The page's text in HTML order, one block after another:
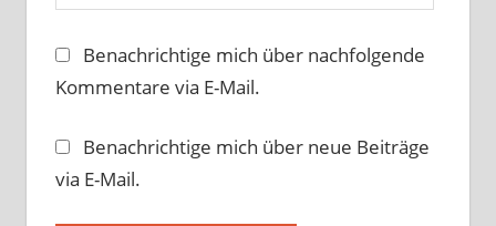
Benachrichtige mich über nachfolgende
Kommentare via E-Mail.
Benachrichtige mich über neue Beiträge
via E-Mail.